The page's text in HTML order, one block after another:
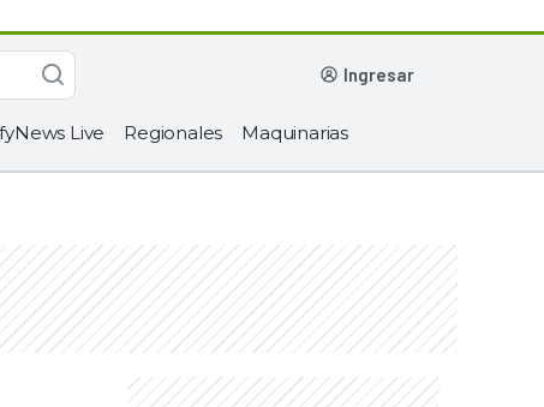
ingresar
Live Regionales Maquinarias